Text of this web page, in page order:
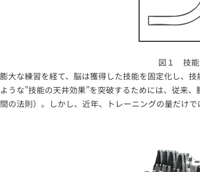
図１ 技能
膨大な練習を経て、脳は獲得した技能を固定化し、
ような”技能の天井効果”を突破するためには、従来
間の法則）。しかし、近年、トレーニングの量だけ